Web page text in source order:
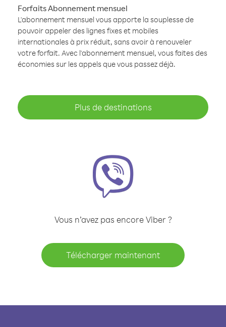
Forfaits Abonnement mensuel
L'abonnement mensuel vous apporte la souplesse de
pouvoir appeler des lignes fixes et mobiles
internationales à prix réduit, sans avoir à renouveler
votre forfait. Avec l'abonnement mensuel, vous faites des
économies sur les appels que vous passez déjà.
Plus de destinations
Vous n’avez pas encore Viber ?
Télécharger maintenant